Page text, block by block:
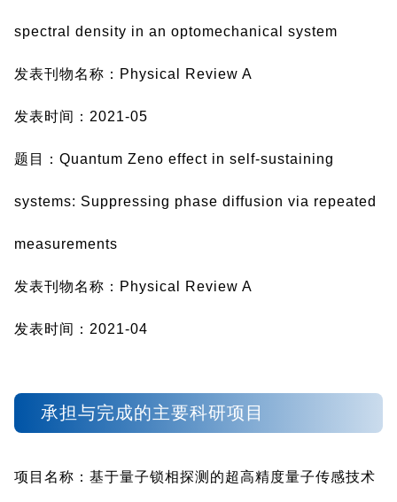
spectral density in an optomechanical system
发表刊物名称：Physical Review A
发表时间：2021-05
题目：Quantum Zeno effect in self-sustaining
systems: Suppressing phase diffusion via repeated
measurements
发表刊物名称：Physical Review A
发表时间：2021-04
承担与完成的主要科研项目
项目名称：基于量子锁相探测的超高精度量子传感技术